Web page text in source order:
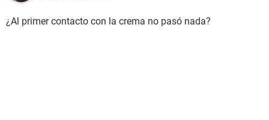
¿Al primer contacto con la crema no pasó nada?